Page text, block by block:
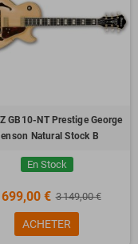
GB10-NT Prestige George
Natural Stock B
En Stock
699,00 € 3 149,00 €
ACHETER